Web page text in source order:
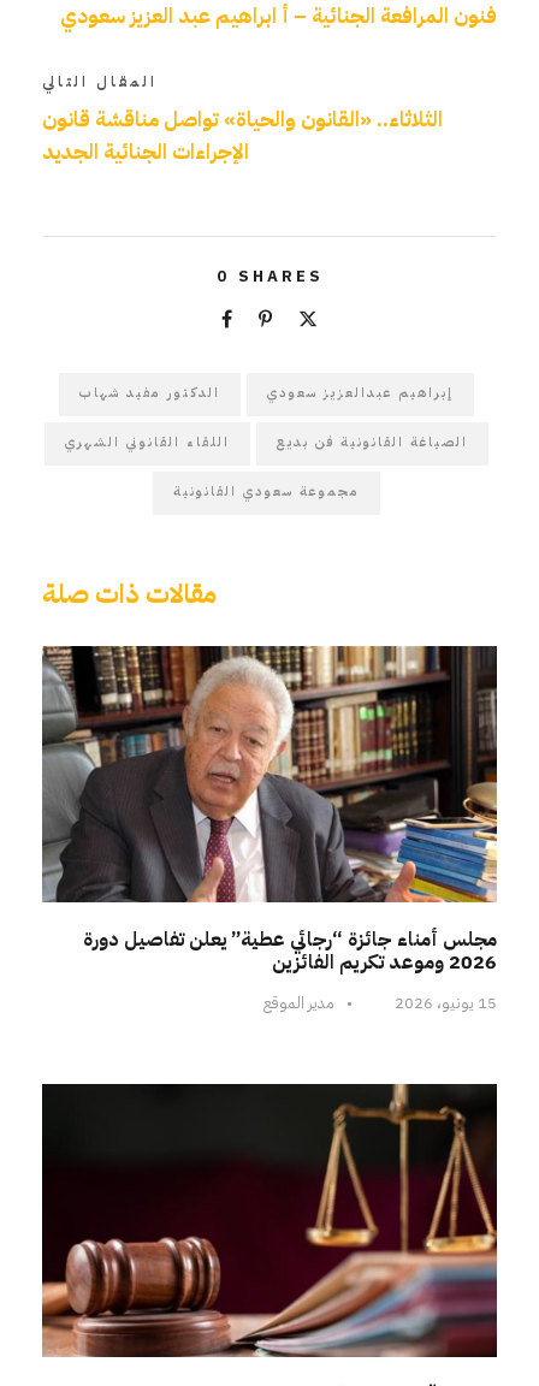
فنون المرافعة الجنائية – أ ابراهيم عبد العزيز سعودي
المقال التالي
الثلاثاء.. «القانون والحياة» تواصل مناقشة قانون
الإجراءات الجنائية الجديد
0 SHARES
إبراهيم عبدالعزيز سعودي الدكتور مفيد شهاب
الصياغة القانونية فن بديع اللقاء القانوني الشهري
مجموعة سعودي القانونية
مقالات ذات صلة
مجلس أمناء جائزة “رجائي عطية” يعلن تفاصيل دورة
2026 وموعد تكريم الفائزين
15 يونيو، 2026 • مدير الموقع